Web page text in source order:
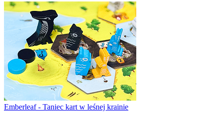
Emberleaf - Taniec kart w leśnej krainie